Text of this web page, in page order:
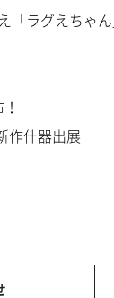
ラグえちゃ
作什器出展